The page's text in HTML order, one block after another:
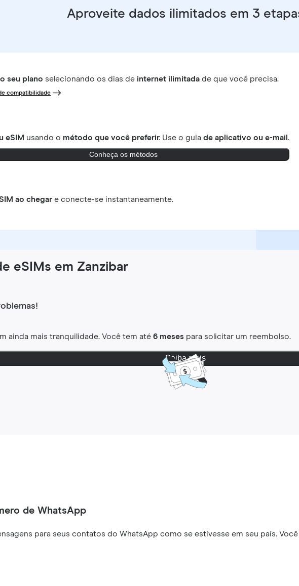
Aproveite dados ilimitados em 3
seu plano selecionando os dias de internet ilimitada de que você precisa.
compatibilidade
eSIM usando o método que você preferir. Use o guiade aplicativo ou e-mail.
Conheça os métodos
ao chegar e conecte-se instantaneamente.
eSIMs em Zanzibar
ainda mais tranquilidade. Você tem até6 meses para solicitar um reembolso.
Saiba mais
de WhatsApp
para seus contatos do WhatsApp como se estivesse em seu país.